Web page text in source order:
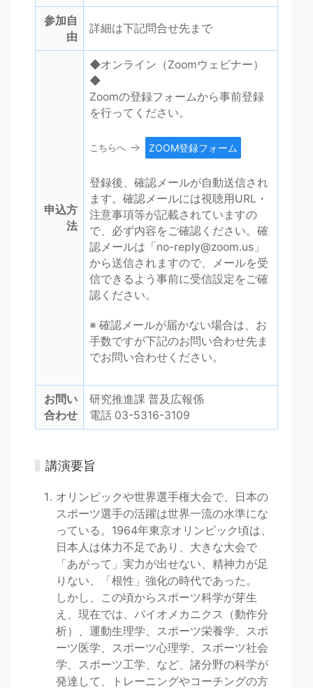
参加自
由
詳細は下記問合せ先まで
申込方
法
◆オンライン（Zoomウェビナー）
◆
Zoomの登録フォームから事前登録
を行ってください。
こちらへ ZOOM登録フォーム
登録後、 確認メールが自動送信され
ます。 確認メールには視聴用URL・
注意事項等が記載されていますの
で、必ず内容をご確認ください。確
認メールは「no-reply@zoom.us 」
から送信されますので、メールを受
信できるよう事前に受信設定をご確
認ください。
※ 確認メールが届かない場合は、お
手数ですが下記のお問い合わせ先ま
でお問い合わせください。
お問い
合わせ
研究推進課 普及広報係
電話 03-5316-3109
講演要旨
オリンピックや世界選手権大会で、日本の
スポーツ選手の活躍は世界一流の水準にな
っている。1964年東京オリンピック頃は、
日本人は体力不足であり、大きな大会で
「あがって」実力が出せない、精神力が足
りない、「根性」強化の時代であった。
しかし、この頃からスポーツ科学が芽生
え、現在では、バイオメカニクス（動作分
析）、運動生理学、スポーツ栄養学、スポ
ーツ医学、スポーツ心理学、スポーツ社会
学、スポーツ工学、など、諸分野の科学が
発達して、トレーニングやコーチングの方